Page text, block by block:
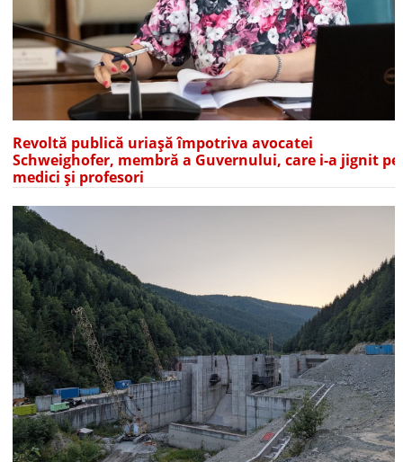
Revoltă publică uriașă împotriva avocatei
Schweighofer, membră a Guvernului, care i-a jignit pe
medici și profesori